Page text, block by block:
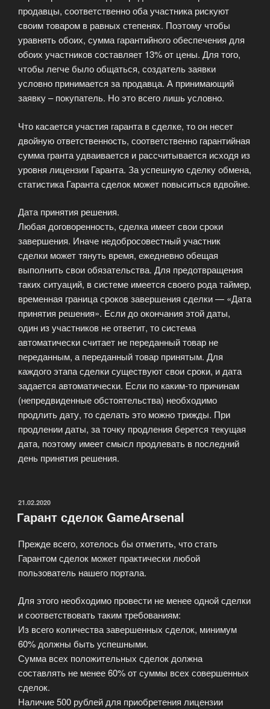
продавцы, соответственно оба участника рискуют
своим товаром в равных степенях. Поэтому чтобы
уравнять обоих, сумма гарантийного обеспечения для
обоих участников составляет 13% от цены. Для того,
чтобы легче было общаться, создатель заявки
условно принимается за продавца. А принимающий
заявку – покупатель. Но это всего лишь условно.
Что касается участия гаранта в сделке, то он несет
двойную ответственность, соответственно гарантийная
сумма гранта удваивается и рассчитывается исходя из
уровня лицензии Гаранта. За успешную сделку обмена,
статистика Гаранта сделок может повыситься вдвойне.
Дата принятия решения.
Любая договоренность, сделка имеет свои сроки
завершения. Иначе недобросовестный участник
сделки может тянуть время, ежедневно обещая
выполнить свои обязательства. Для предотвращения
таких ситуаций, в системе имеется своего рода таймер,
временная граница сроков завершения сделки — «Дата
принятия решения». Если до окончания этой даты,
один из участников не ответит, то система
автоматически считает не переданный товар не
переданным, а переданный товар принятым. Для
каждого этапа сделки существуют свои сроки, и дата
задается автоматически. Если по каким-то причинам
(непредвиденные обстоятельства) необходимо
продлить дату, то сделать это можно трижды. При
продлении даты, за точку продления берется текущая
дата, поэтому имеет смысл продлевать в последний
день принятия решения.
ОПУБЛИКОВАНО
21.02.2020
Гарант сделок GameArsenal
Прежде всего, хотелось бы отметить, что стать
Гарантом сделок может практически любой
пользователь нашего портала.
Для этого необходимо провести не менее одной сделки
и соответствовать таким требованиям:
Из всего количества завершенных сделок, минимум
60% должны быть успешными.
Сумма всех положительных сделок должна
составлять не менее 60% от суммы всех совершенных
сделок.
Наличие 500 рублей для приобретения лицензии